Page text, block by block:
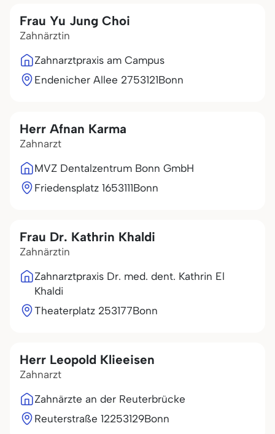
Frau Yu Jung Choi
Zahnärztin
Zahnarztpraxis am Campus
Endenicher Allee 2753121Bonn
Herr Afnan Karma
Zahnarzt
MVZ Dentalzentrum Bonn GmbH
Friedensplatz 1653111Bonn
Frau Dr. Kathrin Khaldi
Zahnärztin
Zahnarztpraxis Dr. med. dent. Kathrin El
Khaldi
Theaterplatz 253177Bonn
Herr Leopold Klieeisen
Zahnarzt
Zahnärzte an der Reuterbrücke
Reuterstraße 12253129Bonn